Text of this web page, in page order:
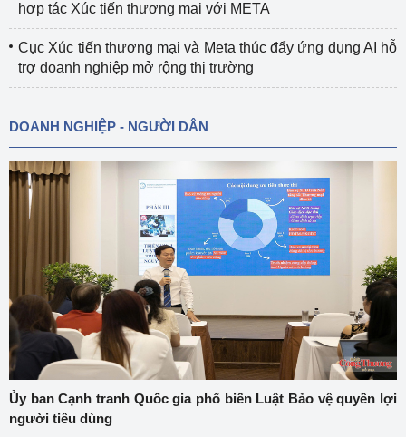
hợp tác Xúc tiến thương mại với META
Cục Xúc tiến thương mại và Meta thúc đẩy ứng dụng AI hỗ
trợ doanh nghiệp mở rộng thị trường
DOANH NGHIỆP - NGƯỜI DÂN
Ủy ban Cạnh tranh Quốc gia phổ biến Luật Bảo vệ quyền lợi
người tiêu dùng